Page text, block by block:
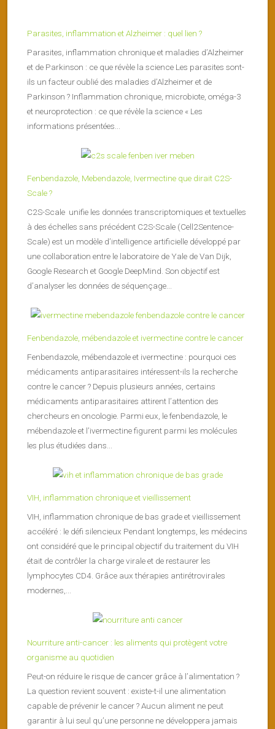
Parasites, inflammation et Alzheimer : quel lien ?
Parasites, inflammation chronique et maladies d’Alzheimer
et de Parkinson : ce que révèle la science Les parasites sont-
ils un facteur oublié des maladies d’Alzheimer et de
Parkinson ? Inflammation chronique, microbiote, oméga-3
et neuroprotection : ce que révèle la science « Les
informations présentées...
Fenbendazole, Mebendazole, Ivermectine que dirait C2S-
Scale ?
C2S-Scale unifie les données transcriptomiques et textuelles
à des échelles sans précédent C2S-Scale (Cell2Sentence-
Scale) est un modèle d’intelligence artificielle développé par
une collaboration entre le laboratoire de Yale de Van Dijk,
Google Research et Google DeepMind. Son objectif est
d’analyser les données de séquençage...
Fenbendazole, mébendazole et ivermectine contre le cancer
Fenbendazole, mébendazole et ivermectine : pourquoi ces
médicaments antiparasitaires intéressent-ils la recherche
contre le cancer ? Depuis plusieurs années, certains
médicaments antiparasitaires attirent l’attention des
chercheurs en oncologie. Parmi eux, le fenbendazole, le
mébendazole et l’ivermectine figurent parmi les molécules
les plus étudiées dans...
VIH, inflammation chronique et vieillissement
VIH, inflammation chronique de bas grade et vieillissement
accéléré : le défi silencieux Pendant longtemps, les médecins
ont considéré que le principal objectif du traitement du VIH
était de contrôler la charge virale et de restaurer les
lymphocytes CD4. Grâce aux thérapies antirétrovirales
modernes,...
Nourriture anti-cancer : les aliments qui protègent votre
organisme au quotidien
Peut-on réduire le risque de cancer grâce à l’alimentation ?
La question revient souvent : existe-t-il une alimentation
capable de prévenir le cancer ? Aucun aliment ne peut
garantir à lui seul qu’une personne ne développera jamais